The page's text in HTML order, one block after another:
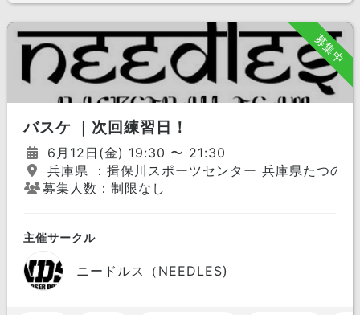
募集中
バスケ ｜次回練習日！
6月12日(金) 19:30 〜 21:30
兵庫県 ：揖保川スポーツセンター 兵庫県たつの
募集人数：制限なし
主催サークル
ニードルス（NEEDLES)